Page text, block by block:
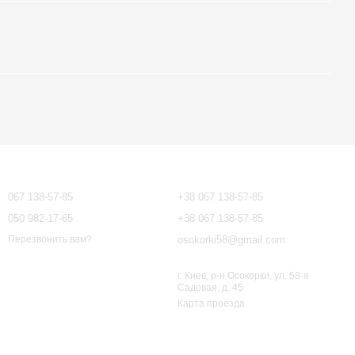
067 138-57-85
050 982-17-65
Перезвонить вам?
+38 067 138-57-85
+38 067 138-57-85
osokorki58@gmail.com
г. Киев, р-н Осокорки, ул. 58-я
Садовая, д. 45
Карта проезда